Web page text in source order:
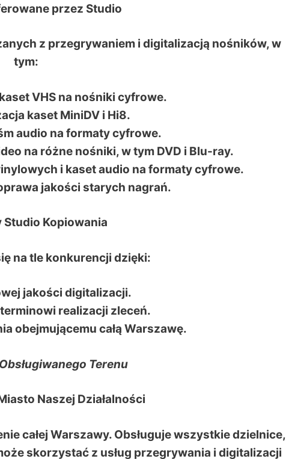
przez Studio
z przegrywaniem i digitalizacją nośników, w
tym:
VHS na nośniki cyfrowe.
kaset MiniDV i Hi8.
audio na formaty cyfrowe.
na różne nośniki, w tym DVD i Blu-ray.
i kaset audio na formaty cyfrowe.
jakości starych nagrań.
Studio Kopiowania
na tle konkurencji dzięki:
jakości digitalizacji.
realizacji zleceń.
obejmującemu całą Warszawę.
Terenu
Naszej Działalności
całej Warszawy. Obsługuje wszystkie dzielnice,
skorzystać z usług przegrywania i digitalizacji